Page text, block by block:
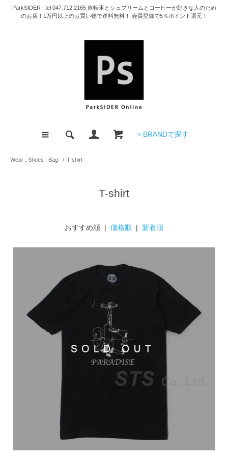
ParkSIDER | tel 047.712.2165 自転車とシュプリームとコーヒーが好きな人のため
のお店！1万円以上のお買い物で送料無料！ 会員登録で5％ポイント還元！
＞BRANDで探す
Wear , Shoes , Bag / T-shirt
T-shirt
おすすめ順 | 価格順 | 新着順